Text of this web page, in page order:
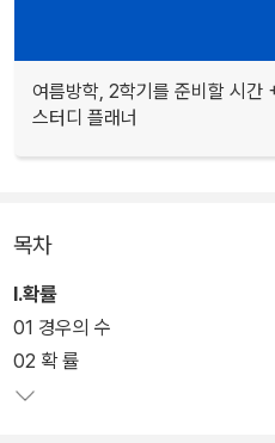
여름방학, 2학기를 준비할 시간
스터디 플래너
목차
Ⅰ.확률
01 경우의 수
02 확 률